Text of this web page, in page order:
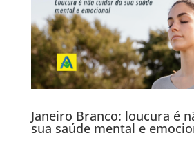
Janeiro Branco: loucura é
sua saúde mental e